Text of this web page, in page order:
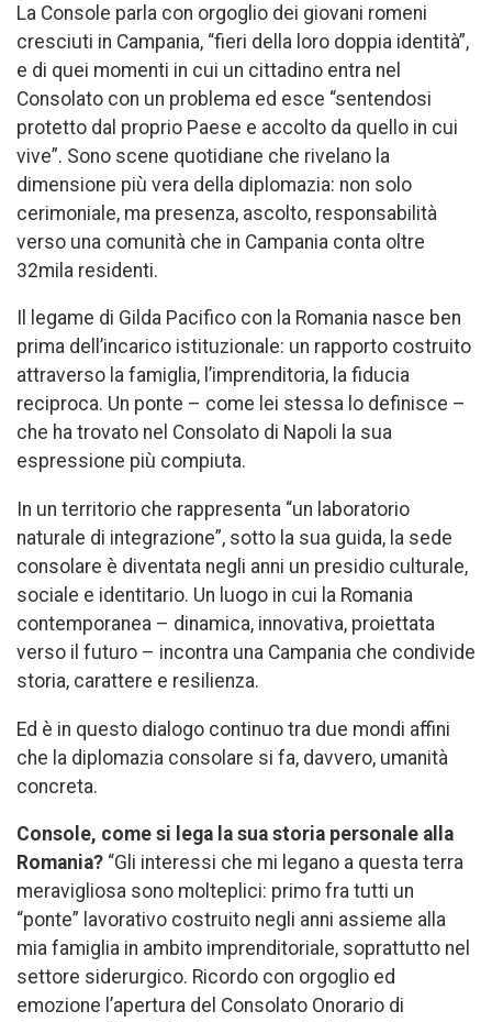
La Console parla con orgoglio dei giovani romeni
cresciuti in Campania, “fieri della loro doppia identità”,
e di quei momenti in cui un cittadino entra nel
Consolato con un problema ed esce “sentendosi
protetto dal proprio Paese e accolto da quello in cui
vive”. Sono scene quotidiane che rivelano la
dimensione più vera della diplomazia: non solo
cerimoniale, ma presenza, ascolto, responsabilità
verso una comunità che in Campania conta oltre
32mila residenti.
Il legame di Gilda Pacifico con la Romania nasce ben
prima dell’incarico istituzionale: un rapporto costruito
attraverso la famiglia, l’imprenditoria, la fiducia
reciproca. Un ponte – come lei stessa lo definisce –
che ha trovato nel Consolato di Napoli la sua
espressione più compiuta.
In un territorio che rappresenta “un laboratorio
naturale di integrazione”, sotto la sua guida, la sede
consolare è diventata negli anni un presidio culturale,
sociale e identitario. Un luogo in cui la Romania
contemporanea – dinamica, innovativa, proiettata
verso il futuro – incontra una Campania che condivide
storia, carattere e resilienza.
Ed è in questo dialogo continuo tra due mondi affini
che la diplomazia consolare si fa, davvero, umanità
concreta.
Console, come si lega la sua storia personale alla
Romania? “Gli interessi che mi legano a questa terra
meravigliosa sono molteplici: primo fra tutti un
“ponte” lavorativo costruito negli anni assieme alla
mia famiglia in ambito imprenditoriale, soprattutto nel
settore siderurgico. Ricordo con orgoglio ed
emozione l’apertura del Consolato Onorario di